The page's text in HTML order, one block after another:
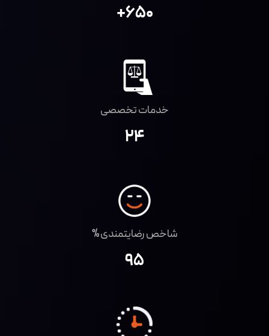
+650
خدمات تخصصی
۲۴
شاخص رضایتمندی %
۹۵